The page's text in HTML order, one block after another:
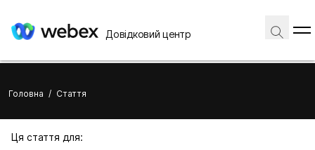
Довідковий центр
Головна / Стаття
Ця стаття для: